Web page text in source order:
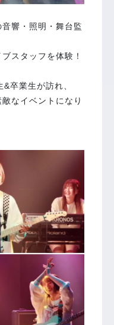
響・照明・舞台監
スタッフを体験！
卒業生が訪れ、
なイベントになり